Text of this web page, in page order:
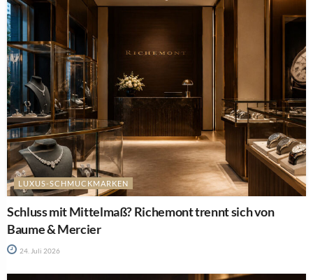
LUXUS-SCHMUCKMARKEN
Schluss mit Mittelmaß? Richemont trennt sich von
Baume & Mercier
24. Juli 2026